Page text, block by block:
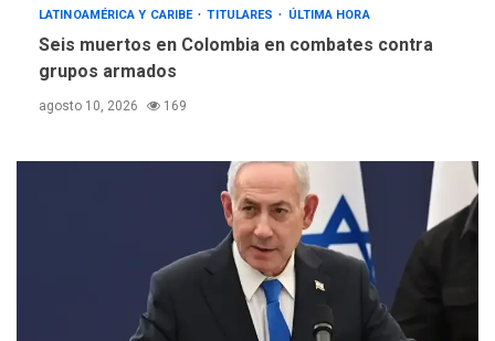
LATINOAMÉRICA Y CARIBE TITULARES ÚLTIMA HORA
Seis muertos en Colombia en combates contra
grupos armados
agosto 10, 2026 169